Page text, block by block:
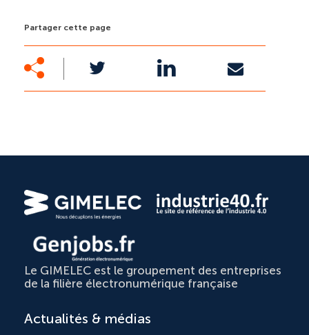
Partager cette page
Le GIMELEC est le groupement des entreprises
de la filière électronumérique française
Actualités & médias